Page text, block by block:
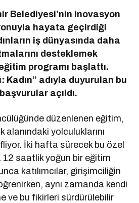
Belediyesi’nin inovasyon
hayata geçirdiği
iş dünyasında daha
desteklemek
programı başlattı.
Kadın” adıyla duyurulan bu
açıldı.
düzenlenen eğitim,
alanındaki yolculuklarını
İki hafta sürecek bu özel
saatlik yoğun bir eğitim
katılımcılar, girişimciliğin
aynı zamanda kendi
ve bu fikirleri sürdürülebilir